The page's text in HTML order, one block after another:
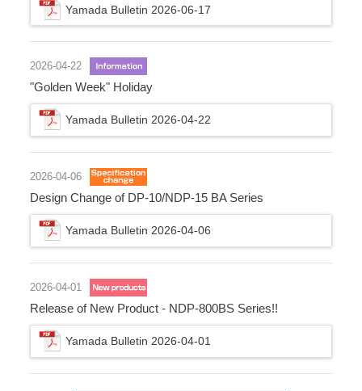
Yamada Bulletin 2026-06-17
2026-04-22
"Golden Week" Holiday
Yamada Bulletin 2026-04-22
2026-04-06
Design Change of DP-10/NDP-15 BA Series
Yamada Bulletin 2026-04-06
2026-04-01
Release of New Product - NDP-800BS Series!!
Yamada Bulletin 2026-04-01